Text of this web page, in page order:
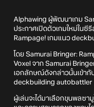
Alphawing ผู้พัฒนาเกม
ประกาศเปิดตัวเกมใหม่ในซี
Rampage! เกมแนว
โดย Samurai Bringer:
Voxel จาก Samurai
เอกลักษณ์ดังกล่าวนั้นเข้ากั
deckbuilding autobattler
ผู้เล่นจะได้มาเลือกขุนพลซา